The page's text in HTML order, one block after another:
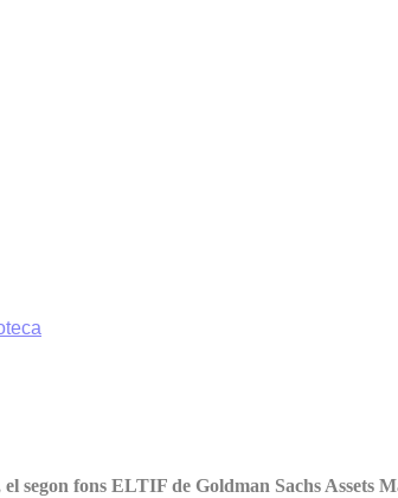
segon fons ELTIF de Goldman Sachs Assets